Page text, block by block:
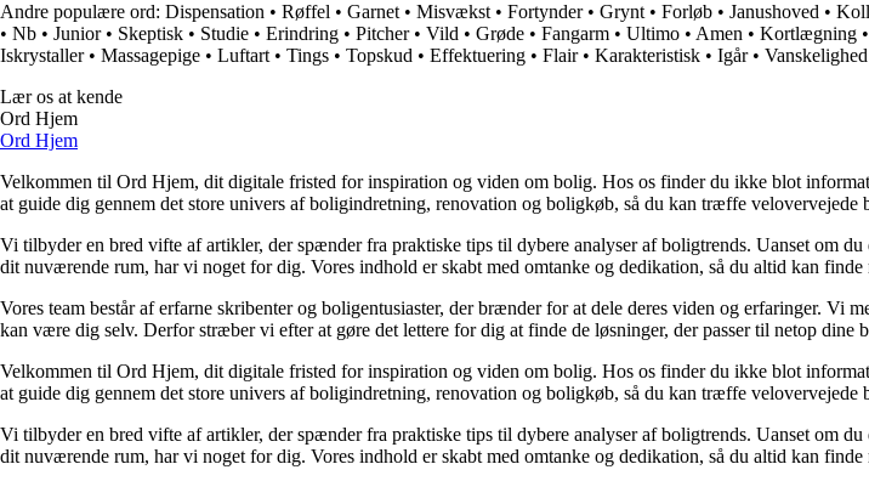
Andre populære ord: Dispensation • Røffel • Garnet • Misvækst • Fortynder• Grynt • Forløb • Janushoved •
• Nb • Junior• Skeptisk • Studie • Erindring • Pitcher• Vild • Grøde • Fangarm • Ultimo • Amen • Kortlægning •
Iskrystaller• Massagepige • Luftart • Tings • Topskud • Effektuering • Flair• Karakteristisk • Igår• Vanskelighed
Lær os at kende
Ord Hjem
Ord Hjem
Velkommen til Ord Hjem, dit digitale fristed for inspiration og viden om bolig. Hos os finder du ikke blot
at guide dig gennem det store univers af boligindretning, renovation og boligkøb, så du kan træffe velovervejede
Vi tilbyder en bred vifte af artikler, der spænder fra praktiske tips til dybere analyser af boligtrends. Uanset om
dit nuværende rum, har vi noget for dig. Vores indhold er skabt med omtanke og dedikation, så du altid kan finde
Vores team består af erfarne skribenter og boligentusiaster, der brænder for at dele deres viden og erfaringer. Vi
kan være dig selv. Derfor stræber vi efter at gøre det lettere for dig at finde de løsninger, der passer til netop dine
Velkommen til Ord Hjem, dit digitale fristed for inspiration og viden om bolig. Hos os finder du ikke blot
at guide dig gennem det store univers af boligindretning, renovation og boligkøb, så du kan træffe velovervejede
Vi tilbyder en bred vifte af artikler, der spænder fra praktiske tips til dybere analyser af boligtrends. Uanset om
dit nuværende rum, har vi noget for dig. Vores indhold er skabt med omtanke og dedikation, så du altid kan finde